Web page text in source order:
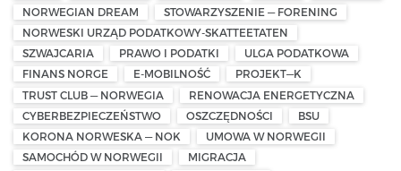
NORWEGIAN DREAM
STOWARZYSZENIE — FORENING
NORWESKI URZĄD PODATKOWY-SKATTEETATEN
SZWAJCARIA
PRAWO I PODATKI
ULGA PODATKOWA
FINANS NORGE
E-MOBILNOŚĆ
PROJEKT—K
TRUST CLUB — NORWEGIA
RENOWACJA ENERGETYCZNA
CYBERBEZPIECZEŃSTWO
OSZCZĘDNOŚCI
BSU
KORONA NORWESKA — NOK
UMOWA W NORWEGII
SAMOCHÓD W NORWEGII
MIGRACJA